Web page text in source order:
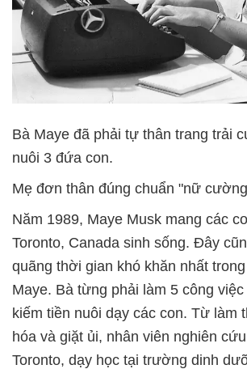
Bà Maye đã phải tự thân trang trải
nuôi 3 đứa con.
Mẹ đơn thân đúng chuẩn "nữ
Năm 1989, Maye Musk mang các
Toronto, Canada sinh sống. Đây
quãng thời gian khó khăn nhất
Maye. Bà từng phải làm 5 công
kiếm tiền nuôi dạy các con. Từ làm
hóa và giặt ủi, nhân viên nghiên
Toronto, dạy học tại trường dinh